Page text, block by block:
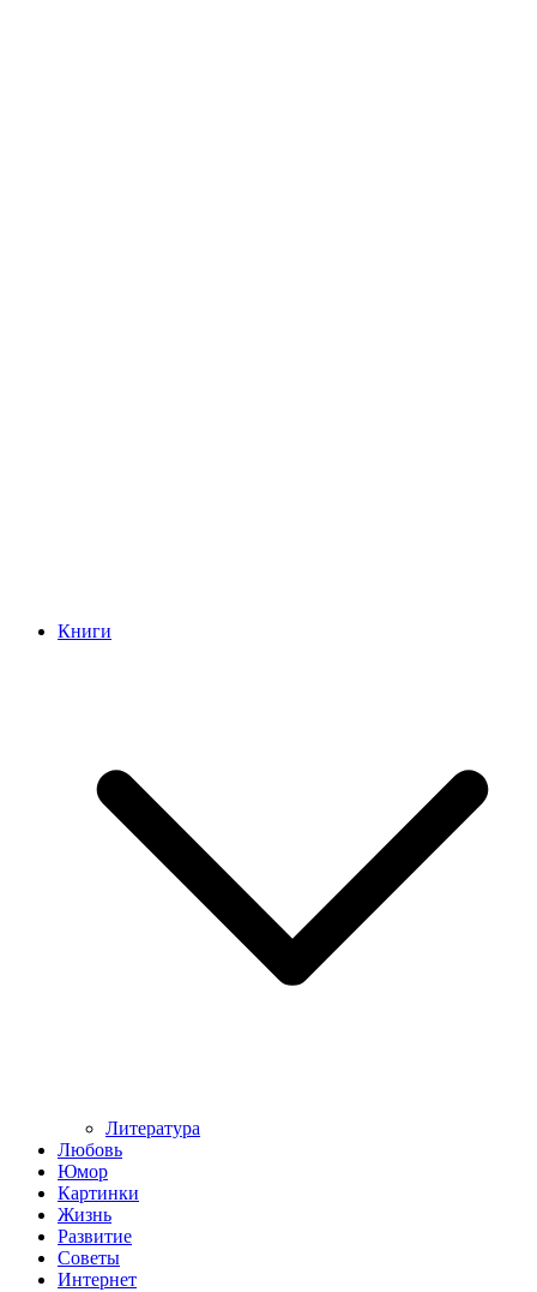
Книги
Литература
Любовь
Юмор
Картинки
Жизнь
Развитие
Советы
Интернет